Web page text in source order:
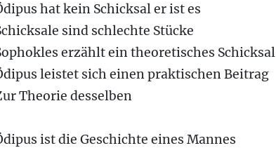
hat kein Schicksal er ist es
sind schlechte Stücke
erzählt ein theoretisches Schicksal
leistet sich einen praktischen Beitrag
Theorie desselben
ist die Geschichte eines Mannes